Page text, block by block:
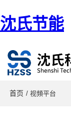
沈氏节能
首页 / 视頻平台